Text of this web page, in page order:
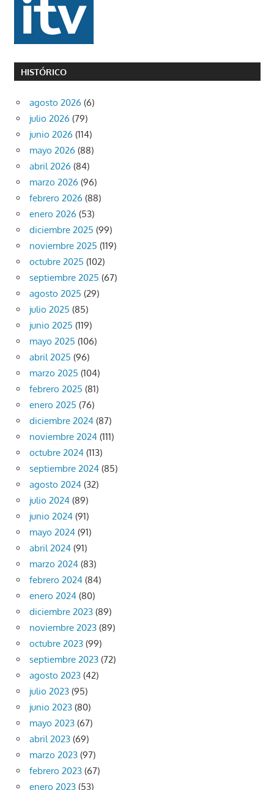
HISTÓRICO
agosto 2026 (6)
julio 2026 (79)
junio 2026 (114)
mayo 2026 (88)
abril 2026 (84)
marzo 2026 (96)
febrero 2026 (88)
enero 2026 (53)
diciembre 2025 (99)
noviembre 2025 (119)
octubre 2025 (102)
septiembre 2025 (67)
agosto 2025 (29)
julio 2025 (85)
junio 2025 (119)
mayo 2025 (106)
abril 2025 (96)
marzo 2025 (104)
febrero 2025 (81)
enero 2025 (76)
diciembre 2024 (87)
noviembre 2024 (111)
octubre 2024 (113)
septiembre 2024 (85)
agosto 2024 (32)
julio 2024 (89)
junio 2024 (91)
mayo 2024 (91)
abril 2024 (91)
marzo 2024 (83)
febrero 2024 (84)
enero 2024 (80)
diciembre 2023 (89)
noviembre 2023 (89)
octubre 2023 (99)
septiembre 2023 (72)
agosto 2023 (42)
julio 2023 (95)
junio 2023 (80)
mayo 2023 (67)
abril 2023 (69)
marzo 2023 (97)
febrero 2023 (67)
enero 2023 (53)